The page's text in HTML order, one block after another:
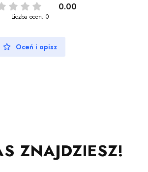
0.00
Liczba ocen: 0
Oceń i opisz
ZNAJDZIESZ!